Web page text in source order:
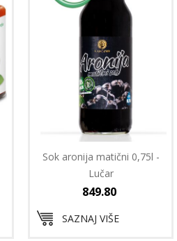
Sok aronija matični 0,75l -
Lučar
849.80
SAZNAJ VIŠE